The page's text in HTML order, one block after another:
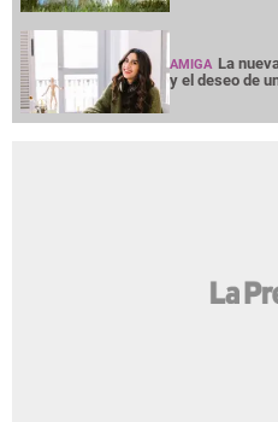
AMIGA La
y el deseo de